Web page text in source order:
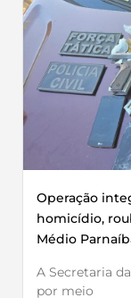
Operação
homicídio,
Médio
A Secretaria
por meio